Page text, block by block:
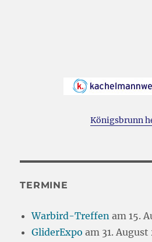
Königsbrunn
TERMINE
Warbird-Treffen am 15.
GliderExpo am 31. August